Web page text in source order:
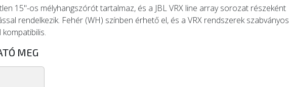
15"-os mélyhangszórót tartalmaz, és a JBL VRX line array sorozat részeként
rendelkezik. Fehér (WH) színben érhető el, és a VRX rendszerek szabványos
kompatibilis.
MEG